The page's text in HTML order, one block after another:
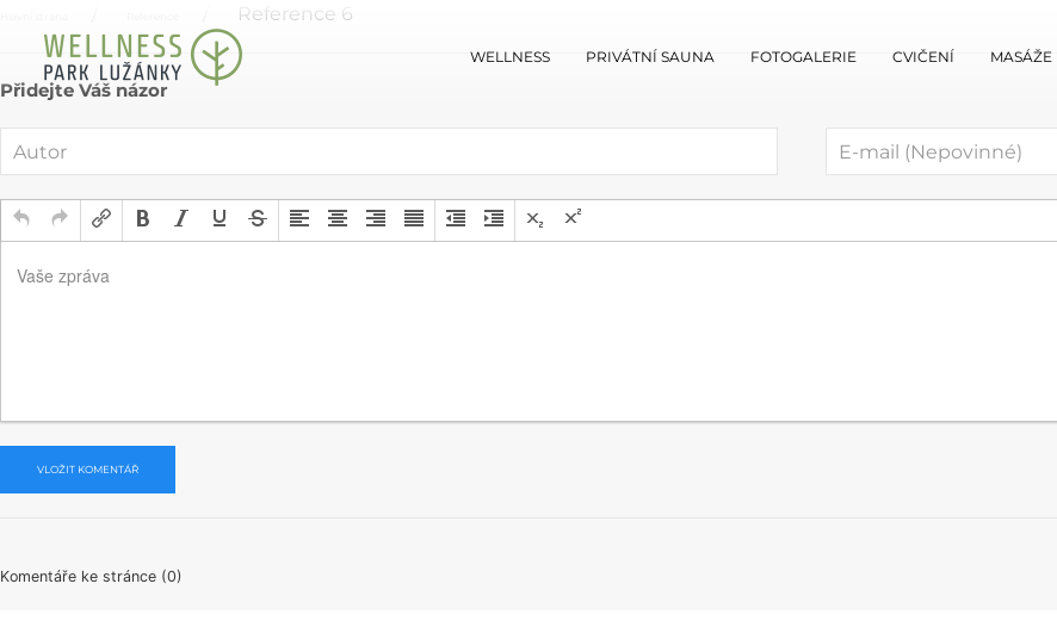
WELLNESS PRIVÁTNÍ SAUNA FOTOGALERIE CVIČENÍ MASÁŽE
Reference 6
Přidejte Váš názor
Vaše zpráva
Komentáře ke stránce (0)